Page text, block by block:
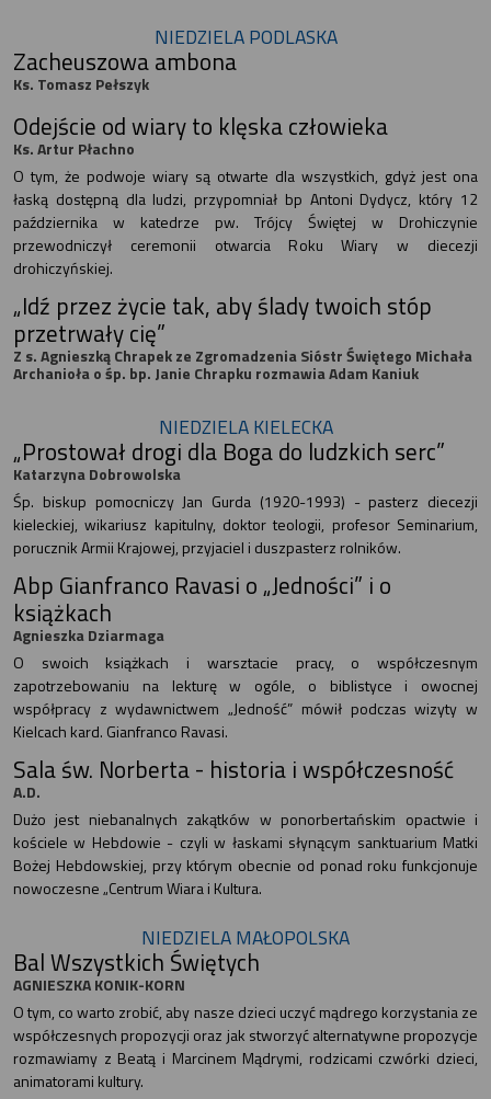
NIEDZIELA PODLASKA
Zacheuszowa ambona
Ks. Tomasz Pełszyk
Odejście od wiary to klęska człowieka
Ks. Artur Płachno
O tym, że podwoje wiary są otwarte dla wszystkich, gdyż jest ona
łaską dostępną dla ludzi, przypomniał bp Antoni Dydycz, który 12
października w katedrze pw. Trójcy Świętej w Drohiczynie
przewodniczył ceremonii otwarcia Roku Wiary w diecezji
drohiczyńskiej.
„Idź przez życie tak, aby ślady twoich stóp
przetrwały cię”
Z s. Agnieszką Chrapek ze Zgromadzenia Sióstr Świętego Michała
Archanioła o śp. bp. Janie Chrapku rozmawia Adam Kaniuk
NIEDZIELA KIELECKA
„Prostował drogi dla Boga do ludzkich serc”
Katarzyna Dobrowolska
Śp. biskup pomocniczy Jan Gurda (1920-1993) - pasterz diecezji
kieleckiej, wikariusz kapitulny, doktor teologii, profesor Seminarium,
porucznik Armii Krajowej, przyjaciel i duszpasterz rolników.
Abp Gianfranco Ravasi o „Jedności” i o
książkach
Agnieszka Dziarmaga
O swoich książkach i warsztacie pracy, o współczesnym
zapotrzebowaniu na lekturę w ogóle, o biblistyce i owocnej
współpracy z wydawnictwem „Jedność” mówił podczas wizyty w
Kielcach kard. Gianfranco Ravasi.
Sala św. Norberta - historia i współczesność
A.D.
Dużo jest niebanalnych zakątków w ponorbertańskim opactwie i
kościele w Hebdowie - czyli w łaskami słynącym sanktuarium Matki
Bożej Hebdowskiej, przy którym obecnie od ponad roku funkcjonuje
nowoczesne „Centrum Wiara i Kultura.
NIEDZIELA MAŁOPOLSKA
Bal Wszystkich Świętych
AGNIESZKA KONIK-KORN
O tym, co warto zrobić, aby nasze dzieci uczyć mądrego korzystania ze
współczesnych propozycji oraz jak stworzyć alternatywne propozycje
rozmawiamy z Beatą i Marcinem Mądrymi, rodzicami czwórki dzieci,
animatorami kultury.